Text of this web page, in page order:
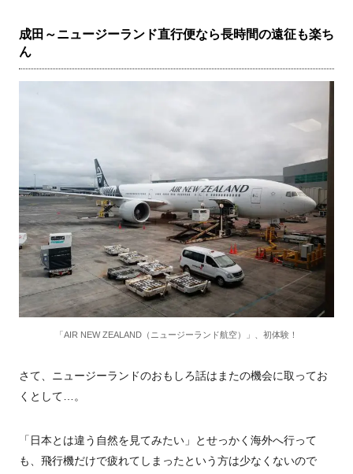
成田～ニュージーランド直行便なら長時間の遠征も楽ち
ん
「AIR NEW ZEALAND（ニュージーランド航空）」、初体験！
さて、ニュージーランドのおもしろ話はまたの機会に取ってお
くとして…。
「日本とは違う自然を見てみたい」とせっかく海外へ行って
も、飛行機だけで疲れてしまったという方は少なくないので